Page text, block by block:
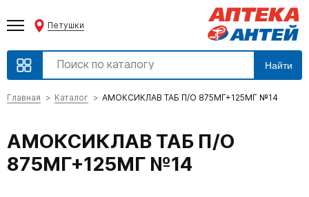
Петушки
Найти
Главная Каталог АМОКСИКЛАВ ТАБ П/О 875МГ+125МГ №14
АМОКСИКЛАВ ТАБ П/О
875МГ+125МГ №14